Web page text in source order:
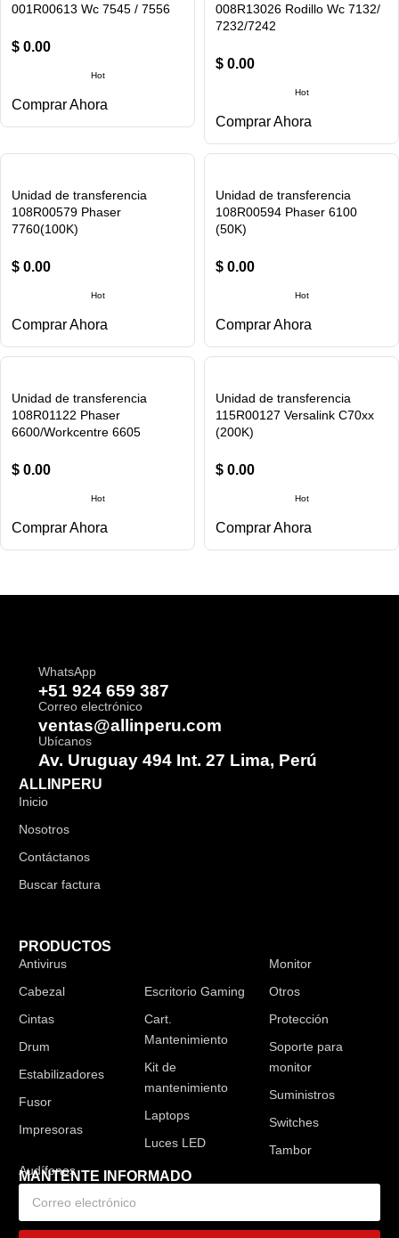
001R00613 Wc 7545 / 7556
$ 0.00
Hot
Comprar Ahora
008R13026 Rodillo Wc 7132/
7232/7242
$ 0.00
Hot
Comprar Ahora
Unidad de transferencia
108R00579 Phaser
7760(100K)
$ 0.00
Hot
Comprar Ahora
Unidad de transferencia
108R00594 Phaser 6100
(50K)
$ 0.00
Hot
Comprar Ahora
Unidad de transferencia
108R01122 Phaser
6600/Workcentre 6605
$ 0.00
Hot
Comprar Ahora
Unidad de transferencia
115R00127 Versalink C70xx
(200K)
$ 0.00
Hot
Comprar Ahora
WhatsApp
+51 924 659 387
Correo electrónico
ventas@allinperu.com
Ubícanos
Av. Uruguay 494 Int. 27 Lima, Perú
ALLINPERU
Inicio
Nosotros
Contáctanos
Buscar factura
PRODUCTOS
Antivirus
Cabezal
Cintas
Drum
Estabilizadores
Fusor
Impresoras
Escritorio Gaming
Cart.
Mantenimiento
Kit de
mantenimiento
Laptops
Luces LED
Monitor
Otros
Protección
Soporte para
monitor
Suministros
Switches
Tambor
MANTENTE INFORMADO